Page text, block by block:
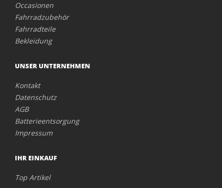
Occasionen
Fahrradzubehör
Fahrradteile
Bekleidung
UNSER UNTERNEHMEN
Kontakt
Datenschutz
AGB
Batterieentsorgung
Impressum
IHR EINKAUF
Top Artikel